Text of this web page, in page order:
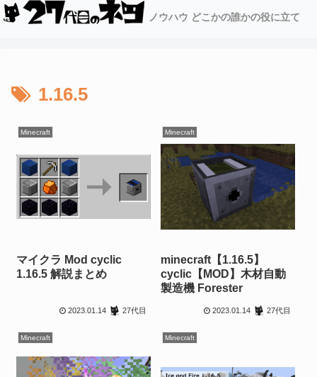
ノウハウ どこかの誰かの役に立て
1.16.5
Minecraft
マイクラ Mod cyclic
1.16.5 解説まとめ
2023.01.14 27代目
Minecraft
minecraft【1.16.5】
cyclic【MOD】木材自動
製造機 Forester
2023.01.14 27代目
Minecraft Minecraft